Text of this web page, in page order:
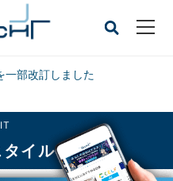
一部改訂しました
タイル